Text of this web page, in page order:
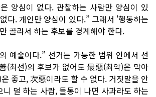
양심이 없다. 관찰하는 사람만 양심이 있
다. 개인만 양심이 있다.” 그래서 '행동하는
골라서 하는 후보를 경계해야 한다.
예술이다.” 선거는 가능한 범위 안에서 선
(최선)의 후보가 없어도 最惡(최악)은 막아
좋고, 次惡이라도 할 수 없다. 거짓말을 안
니 덜 하는 사람, 들통이 나면 사과라도 하는